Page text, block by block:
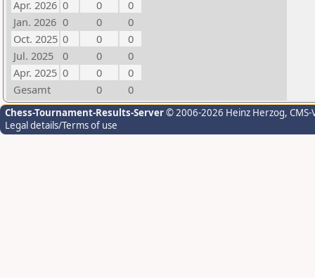
Apr. 2026 0 0
0
Jan. 2026 0 0
0
Oct. 2025 0 0
0
Jul. 2025
0 0
0
Apr. 2025 0 0
0
Gesamt
0 0
Chess-Tournament-Results-Server© 2006-2026 Heinz Herzog,
Legal details/Terms of use